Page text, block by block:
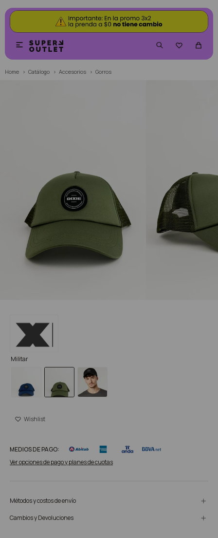


Home Catálogo Accesorios Gorros
Militar
MEDIOS DE PAGO:
Ver opciones de pago y planes de cuotas
Métodos y costos de envío
Cambios y Devoluciones